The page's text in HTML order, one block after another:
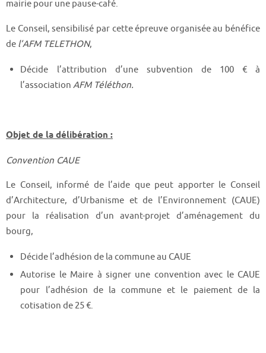
mairie pour une pause-café.
Le Conseil, sensibilisé par cette épreuve organisée au bénéfice
de l’AFM TELETHON,
Décide l’attribution d’une subvention de 100 € à
l’associationAFM Téléthon.
Objet de la délibération :
Convention CAUE
Le Conseil, informé de l’aide que peut apporter le Conseil
d’Architecture, d’Urbanisme et de l’Environnement (CAUE)
pour la réalisation d’un avant-projet d’aménagement du
bourg,
Décide l’adhésion de la commune au CAUE
Autorise le Maire à signer une convention avec le CAUE
pour l’adhésion de la commune et le paiement de la
cotisation de 25 €.